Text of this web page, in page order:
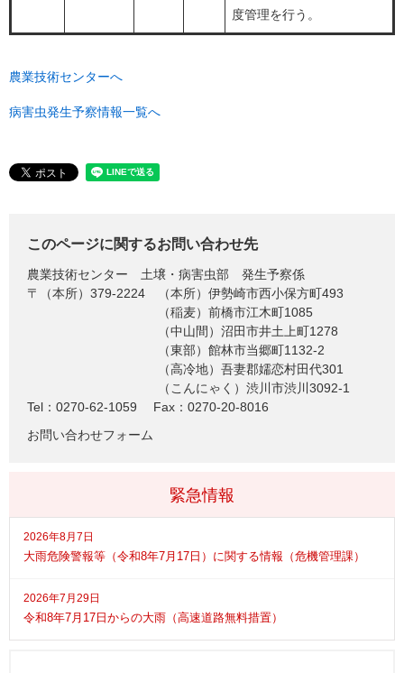
度管理を行う。
農業技術センターへ
病害虫発生予察情報一覧へ
このページに関するお問い合わせ先
農業技術センター
土壌・病害虫部 発生予察係
〒（本所）379-2224
（本所）伊勢崎市西小保方町493
（稲麦）前橋市江木町1085
（中山間）沼田市井土上町1278
（東部）館林市当郷町1132-2
（高冷地）吾妻郡嬬恋村田代301
（こんにゃく）渋川市渋川3092-1
Tel：0270-62-1059
Fax：0270-20-8016
お問い合わせフォーム
緊急情報
2026年8月7日
大雨危険警報等（令和8年7月17日）に関する情報（危機管理課）
2026年7月29日
令和8年7月17日からの大雨（高速道路無料措置）